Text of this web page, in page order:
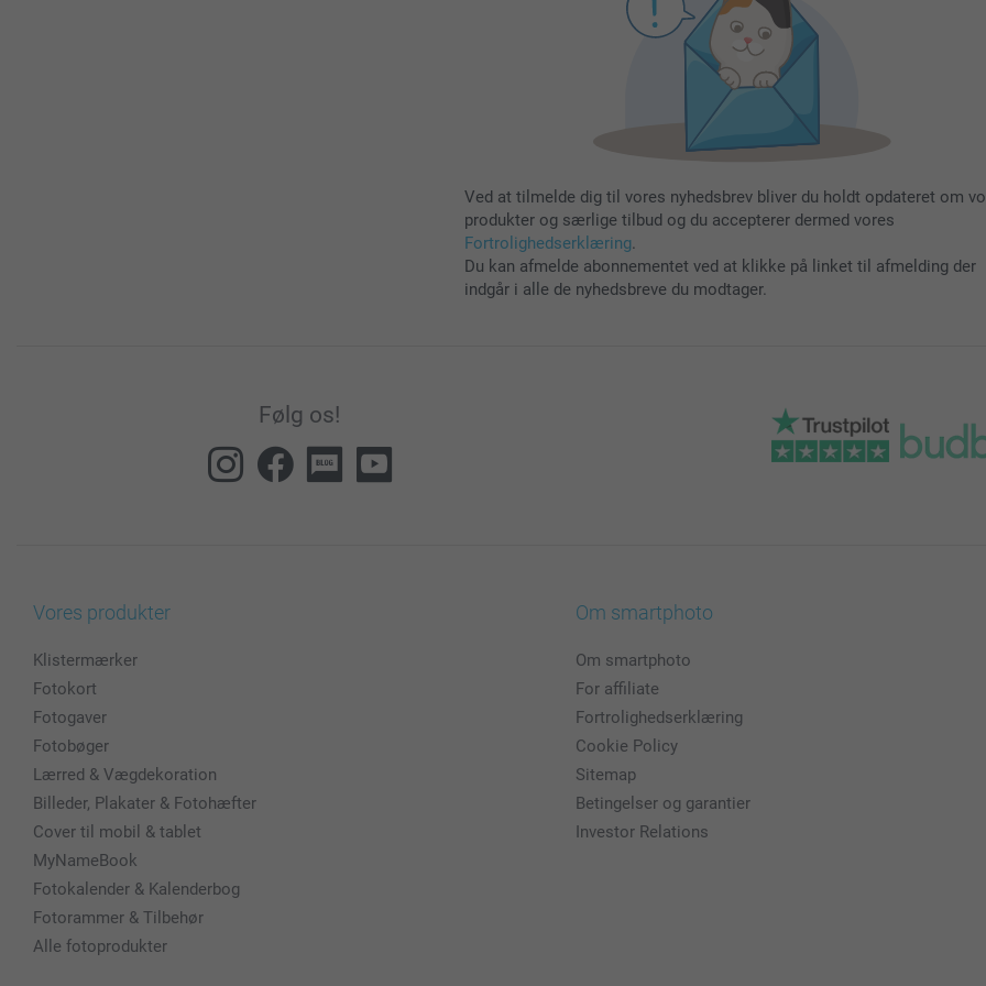
Ved at tilmelde dig til vores nyhedsbrev bliver du holdt opdateret om
produkter og særlige tilbud og du accepterer dermed vores
Fortrolighedserklæring.
Du kan afmelde abonnementet ved at klikke på linket til afmelding der
indgår i alle de nyhedsbreve du modtager.
Følg os!
Vores produkter
Klistermærker
Fotokort
Fotogaver
Fotobøger
Lærred & Vægdekoration
Billeder, Plakater & Fotohæfter
Cover til mobil & tablet
MyNameBook
Fotokalender & Kalenderbog
Fotorammer & Tilbehør
Alle fotoprodukter
Om smartphoto
Om smartphoto
For affiliate
Fortrolighedserklæring
Cookie Policy
Sitemap
Betingelser og garantier
Investor Relations